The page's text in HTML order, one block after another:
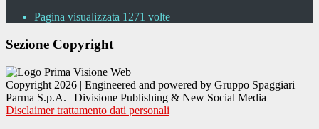
Pagina visualizzata 1271 volte
Sezione Copyright
Copyright 2026 | Engineered and powered by Gruppo Spaggiari
Parma S.p.A. | Divisione Publishing & New Social Media
Disclaimer trattamento dati personali